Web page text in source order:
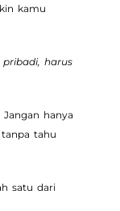
kamu
harus
Jangan hanya
tahu
satu dari